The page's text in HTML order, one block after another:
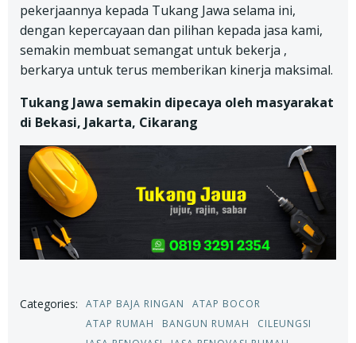
pekerjaannya kepada Tukang Jawa selama ini,
dengan kepercayaan dan pilihan kepada jasa kami,
semakin membuat semangat untuk bekerja ,
berkarya untuk terus memberikan kinerja maksimal.
Tukang Jawa semakin dipecaya oleh masyarakat
di Bekasi, Jakarta, Cikarang
Categories: ATAP BAJA RINGAN
ATAP BOCOR
ATAP RUMAH
BANGUN RUMAH
CILEUNGSI